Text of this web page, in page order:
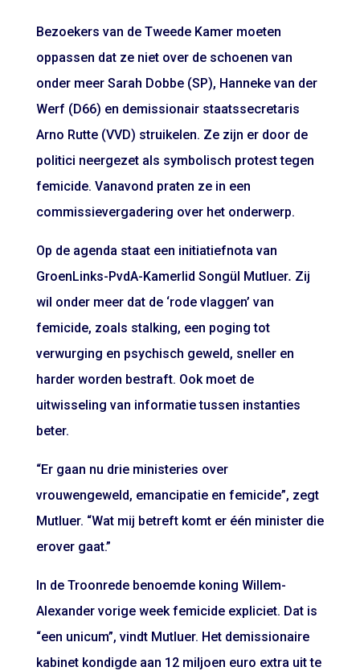
Bezoekers van de Tweede Kamer moeten
oppassen dat ze niet over de schoenen van
onder meer Sarah Dobbe (SP), Hanneke van der
Werf (D66) en demissionair staatssecretaris
Arno Rutte (VVD) struikelen. Ze zijn er door de
politici neergezet als symbolisch protest tegen
femicide. Vanavond praten ze in een
commissievergadering over het onderwerp.
Op de agenda staat een initiatiefnota van
GroenLinks-PvdA-Kamerlid Songül Mutluer. Zij
wil onder meer dat de ‘rode vlaggen’ van
femicide, zoals stalking, een poging tot
verwurging en psychisch geweld, sneller en
harder worden bestraft. Ook moet de
uitwisseling van informatie tussen instanties
beter.
“Er gaan nu drie ministeries over
vrouwengeweld, emancipatie en femicide”, zegt
Mutluer. “Wat mij betreft komt er één minister die
erover gaat.”
In de Troonredebenoemde koning Willem-
Alexander vorige week femicide expliciet. Dat is
“een unicum”, vindt Mutluer. Het demissionaire
kabinet kondigde aan 12 miljoen euro extra uit te